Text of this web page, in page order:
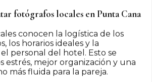
fotógrafos locales en Punta Cana
conocen la logística de los
los horarios ideales y la
personal del hotel. Esto se
estrés, mejor organización y una
más fluida para la pareja.